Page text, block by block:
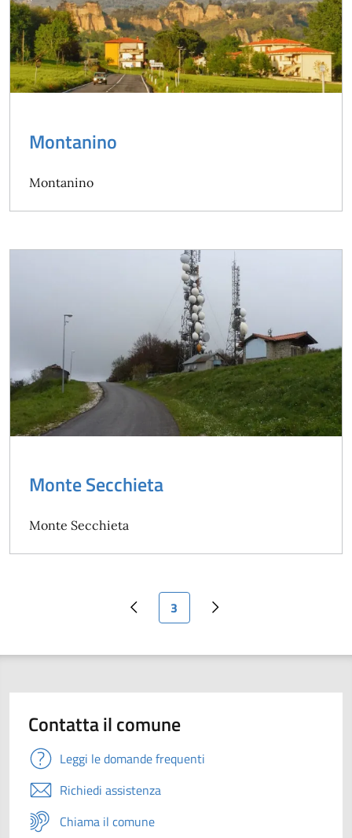
Montanino
Montanino
Monte Secchieta
Monte Secchieta
Pagina precedente
Pagina attuale
3 Pagina successiva
Contatta il comune
Leggi le domande frequenti
Richiedi assistenza
Chiama il comune